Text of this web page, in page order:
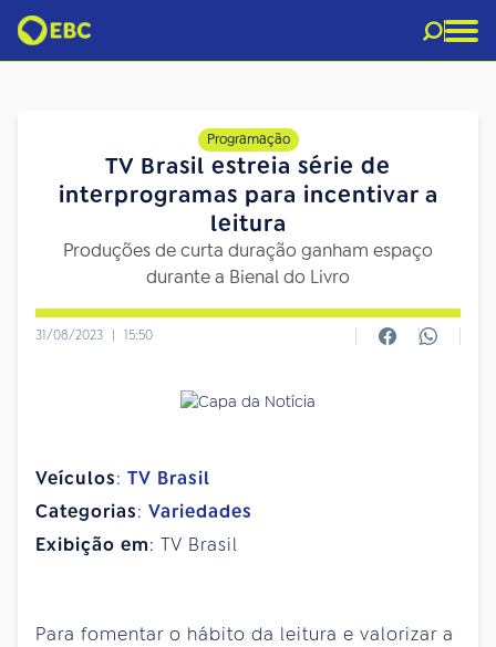
Programação
TV Brasil estreia série de
interprogramas para incentivar a
leitura
Produções de curta duração ganham espaço
durante a Bienal do Livro
31/08/2023 | 15:50
Veículos: TV Brasil
Categorias: Variedades
Exibição em: TV Brasil
Para fomentar o hábito da leitura e valorizar a